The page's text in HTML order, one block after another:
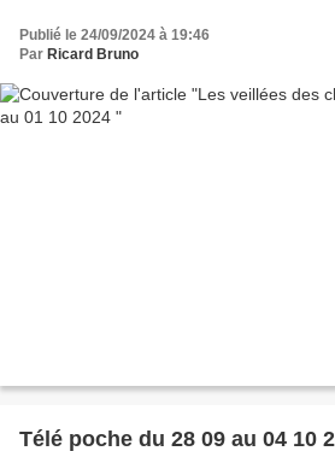
Publié le 24/09/2024 à 19:46
Par Ricard Bruno
Télé poche du 28 09 au 04 10